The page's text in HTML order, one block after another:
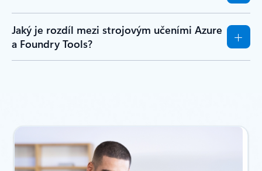
Jaký je rozdíl mezi strojovým učeními Azure
a Foundry Tools?